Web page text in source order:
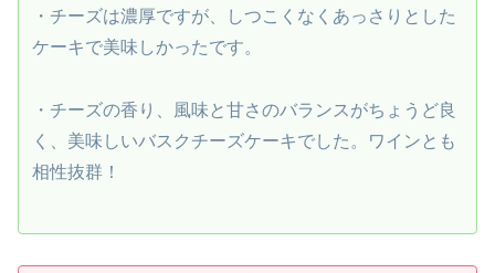
・チーズは濃厚ですが、しつこくなくあっさりとした
ケーキで美味しかったです。
・チーズの香り、風味と甘さのバランスがちょうど良
く、美味しいバスクチーズケーキでした。ワインとも
相性抜群！